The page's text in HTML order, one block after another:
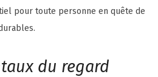
pour toute personne en quête de
du regard